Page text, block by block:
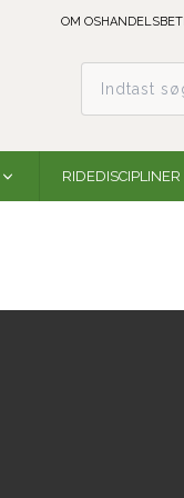
OM OS
RIDEDISCIPLINER